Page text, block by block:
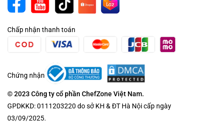
Chấp nhận thanh toán
Chứng nhận
© 2023 Công ty cổ phần ChefZone Việt Nam.
GPDKKD: 0111203220 do sở KH & ĐT Hà Nội cấp ngày
03/09/2025.